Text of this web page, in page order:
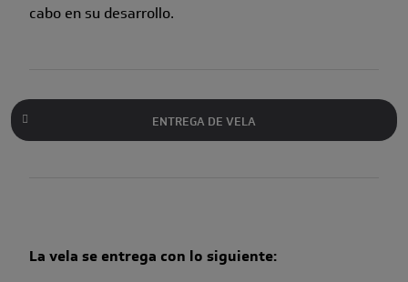
cabo en su desarrollo.
ENTREGA DE VELA
La vela se entrega con lo siguiente: